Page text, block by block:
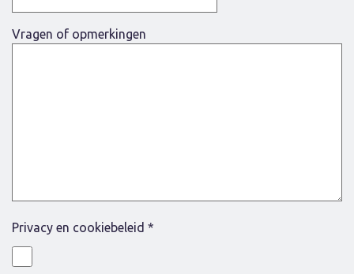
Vragen of opmerkingen
Privacy en cookiebeleid *